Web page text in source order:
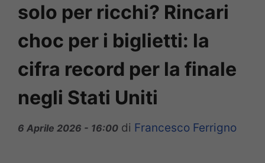
solo per ricchi? Rincari
choc per i biglietti: la
cifra record per la finale
negli Stati Uniti
6 Aprile 2026 - 16:00 di Francesco Ferrigno